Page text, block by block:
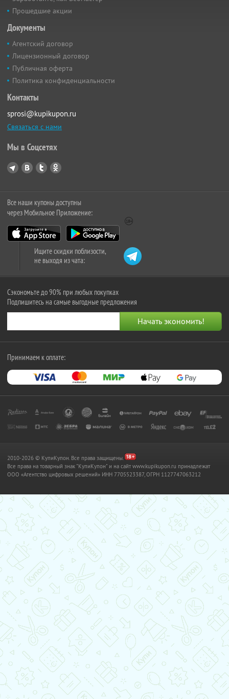
Прошедшие акции
Документы
Агентский договор
Лицензионный договор
Публичная оферта
Политика конфиденциальности
Контакты
sprosi@kupikupon.ru
Связаться с нами
Мы в Соцсетях
Все наши купоны доступны
через Мобильное Приложение:
Ищите скидки поблизости,
не выходя из чата:
Сэкономьте до 90% при любых покупках
Подпишитесь на самые выгодные предложения
Принимаем к оплате:
2010-2026 © КупиКупон. Все права защищены.
Все права на товарный знак "КупиКупон" и на сайт www.kupikupon.ru принадлежат
OOO «Агентство цифровых решений» ИНН 7705523387, ОГРН 1127747063212